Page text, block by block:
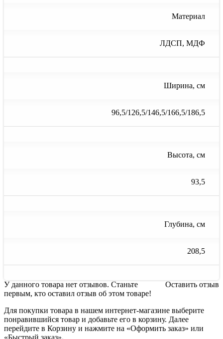
Материал
ЛДСП, МДФ
Ширина, см
96,5/126,5/146,5/166,5/186,5
Высота, см
93,5
Глубина, см
208,5
Оставить отзыв
У данного товара нет отзывов. Станьте
первым, кто оставил отзыв об этом товаре!
Для покупки товара в нашем интернет-магазине выберите
понравившийся товар и добавьте его в корзину. Далее
перейдите в Корзину и нажмите на «Оформить заказ» или